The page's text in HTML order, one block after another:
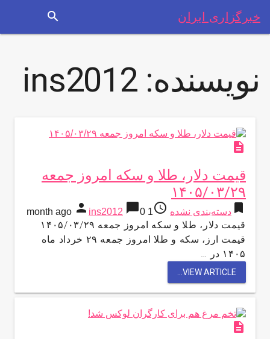
خبرگزاری ایران search
نویسنده: ins2012
description
قیمت دلار، طلا و سکه امروز جمعه
۱۴۰۵/۰۳/۲۹
bookmark دسته‌بندی نشده access_time
1 month ago
person ins2012 chat_bubble0
قیمت دلار، طلا و سکه امروز جمعه ۱۴۰۵/۰۳/۲۹
قیمت ارز، سکه و طلا امروز جمعه ٢٩ خرداد ماه
١۴٠۵ در …
VIEW ARTICLE...
description